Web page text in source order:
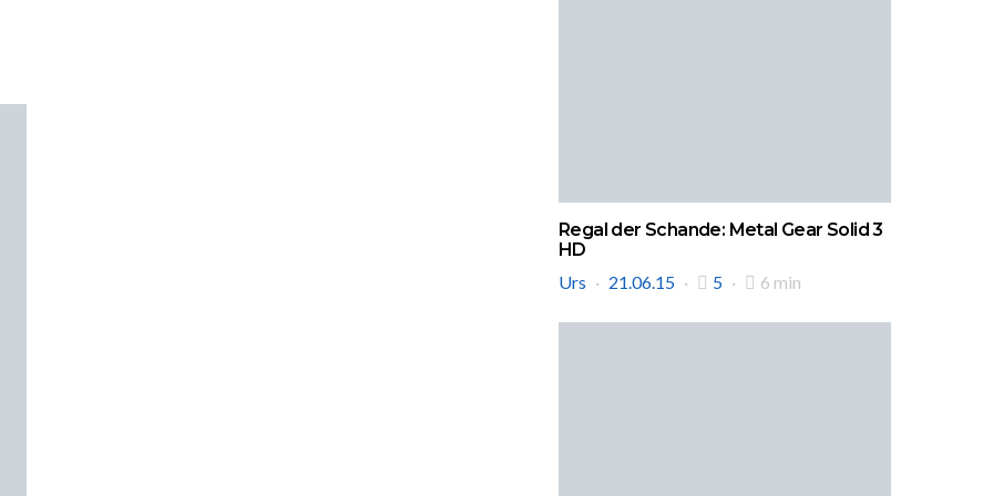
Regal der Schande: Metal Gear Solid 3
HD
Urs
21.06.15 5 6 min